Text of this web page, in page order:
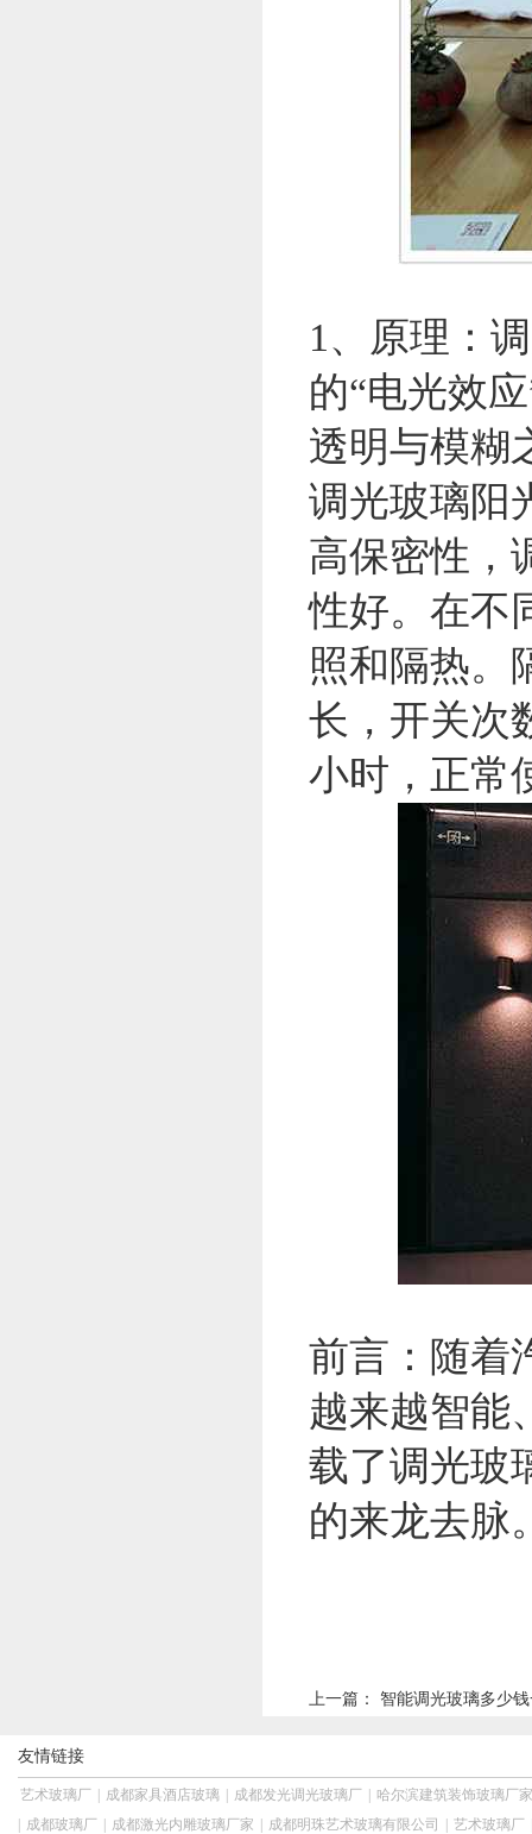
1、原理：
的“电光效
透明与模糊
调光玻璃阳
高保密性，
性好。在不
照和隔热。
长，开关次
小时，正常
前言：随着
越来越智能
载了调光玻
的来龙去脉
上一篇： 智能调光玻璃多少
友情链接
艺术玻璃厂 成都家具酒店玻璃 成都发光调光玻璃厂
哈尔滨建筑装饰玻璃厂家
成都玻璃厂 成都激光内雕玻璃厂家 成都明珠艺术玻璃有限公司 艺术玻璃厂